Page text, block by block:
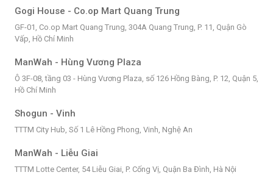
Gogi House - Co.op Mart Quang Trung
GF-01, Co.op Mart Quang Trung, 304A Quang Trung, P. 11, Quận Gò
Vấp, Hồ Chí Minh
ManWah - Hùng Vương Plaza
Ô 3F-08, tầng 03 - Hùng Vương Plaza, số 126 Hồng Bàng, P. 12, Quận 5,
Hồ Chí Minh
Shogun - Vinh
TTTM City Hub, Số 1 Lê Hồng Phong, Vinh, Nghệ An
ManWah - Liễu Giai
TTTM Lotte Center, 54 Liễu Giai, P. Cống Vị, Quận Ba Đình, Hà Nội